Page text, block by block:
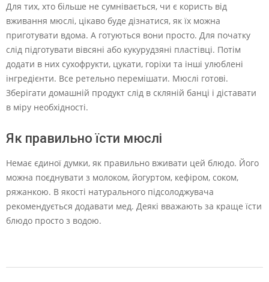
Для тих, хто більше не сумнівається, чи є користь від
вживання мюслі, цікаво буде дізнатися, як їх можна
приготувати вдома. А готуються вони просто. Для початку
слід підготувати вівсяні або кукурудзяні пластівці. Потім
додати в них сухофрукти, цукати, горіхи та інші улюблені
інгредієнти. Все ретельно перемішати. Мюслі готові.
Зберігати домашній продукт слід в скляній банці і діставати
в міру необхідності.
Як правильно їсти мюслі
Немає єдиної думки, як правильно вживати цей блюдо. Його
можна поєднувати з молоком, йогуртом, кефіром, соком,
ряжанкою. В якості натурального підсолоджувача
рекомендується додавати мед. Деякі вважають за краще їсти
блюдо просто з водою.